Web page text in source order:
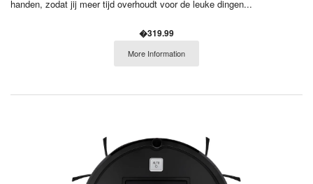
handen, zodat jij meer tijd overhoudt voor de leuke dingen...
�319.99
More Information